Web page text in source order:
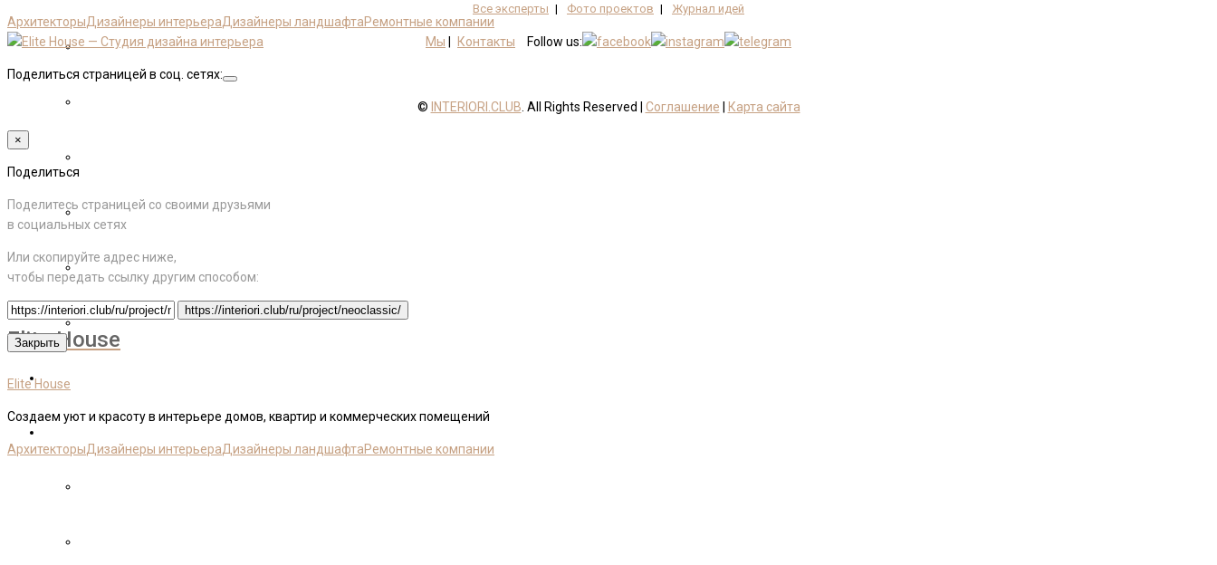
КОНСТРУКЦИИ
РЕШЕНИЯ В ЭКСТЕРЬЕРЕ
САД И РАСТЕНИЯ
СОВЕТЫ ПО РЕМОНТУ
АрхитекторыДизайнеры интерьераДизайнеры ландшафтаРемонтные компании
Elite House
Elite House
Создаем уют и красоту в интерьере домов, квартир и коммерческих помещений
АрхитекторыДизайнеры интерьераДизайнеры ландшафтаРемонтные компании
Все эксперты | Фото проектов | Журнал идей
Мы Контакты Follow us:
Поделиться страницей в соц. сетях:
© INTERIORI.CLUB . All Rights Reserved | Соглашение Карта сайта
×
Поделиться
Поделитесь страницей со своими друзьями
в социальных сетях
Или скопируйте адрес ниже,
чтобы передать ссылку другим способом:
https://interiori.club/ru/project/neoclassic/
Закрыть